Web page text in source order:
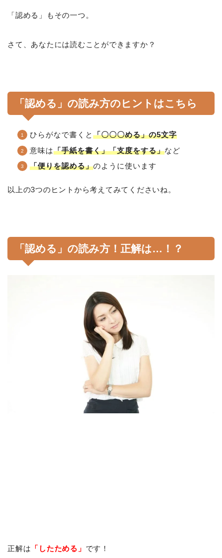
「認める」もその一つ。
さて、あなたには読むことができますか？
「認める」の読み方のヒントはこちら
ひらがなで書くと 「〇〇〇める」の5文字
意味は「手紙を書く」「支度をする」など
「便りを認める」のように使います
以上の3つのヒントから考えてみてくださいね。
「認める」の読み方！正解は…！？
正解は 「したためる」 です！